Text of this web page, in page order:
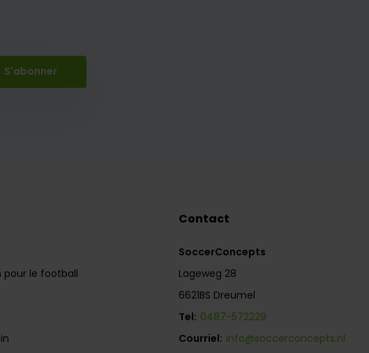
S'abonner
le football
Contact
SoccerConcepts
Lageweg 28
6621BS Dreumel
Tel: 0487-572229
Courriel: info@soccerconcepts.nl